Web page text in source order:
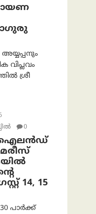
വിപ്ലവം
ശ്രീ
0
ഐലൻഡ്
14, 15
പാർക്ക്